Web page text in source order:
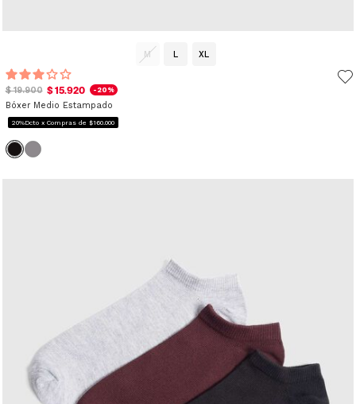
M L XL
$ 19.900 $ 15.920 -20%
Bóxer Medio Estampado
20%Dcto x Compras de $160.000